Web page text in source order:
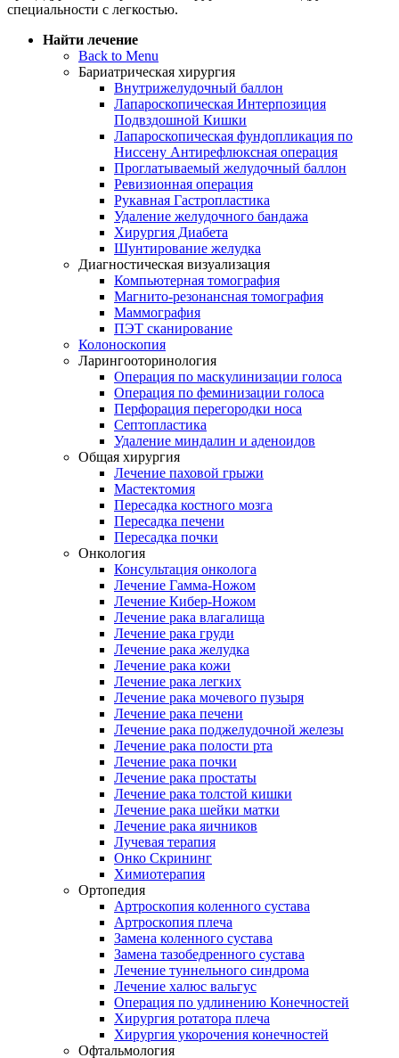
специальности с легкостью.
Найти лечение
Back to Menu
Бариатрическая хирургия
Внутрижелудочный баллон
Лапароскопическая Интерпозиция
Подвздошной Кишки
Лапароскопическая фундопликация по
Ниссену Антирефлюксная операция
Проглатываемый желудочный баллон
Ревизионная операция
Рукавная Гастропластика
Удаление желудочного бандажа
Хирургия Диабета
Шунтирование желудка
Диагностическая визуализация
Компьютерная томография
Магнито-резонансная томография
Маммография
ПЭТ сканирование
Колоноскопия
Ларингооторинология
Операция по маскулинизации голоса
Операция по феминизации голоса
Перфорация перегородки носа
Септопластика
Удаление миндалин и аденоидов
Общая хирургия
Лечение паховой грыжи
Мастектомия
Пересадка костного мозга
Пересадка печени
Пересадка почки
Онкология
Консультация онколога
Лечение Гамма-Ножом
Лечение Кибер-Ножом
Лечение рака влагалища
Лечение рака груди
Лечение рака желудка
Лечение рака кожи
Лечение рака легких
Лечение рака мочевого пузыря
Лечение рака печени
Лечение рака поджелудочной железы
Лечение рака полости рта
Лечение рака почки
Лечение рака простаты
Лечение рака толстой кишки
Лечение рака шейки матки
Лечение рака яичников
Лучевая терапия
Онко Скрининг
Химиотерапия
Ортопедия
Артроскопия коленного сустава
Артроскопия плеча
Замена коленного сустава
Замена тазобедренного сустава
Лечение туннельного синдрома
Лечение халюс вальгус
Операция по удлинению Конечностей
Хирургия ротатора плеча
Хирургия укорочения конечностей
Офтальмология